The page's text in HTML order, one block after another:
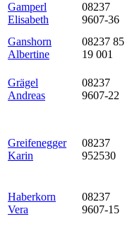
Gamperl
Elisabeth
08237
9607-36
Ganshorn
Albertine
08237 85
19 001
Grägel
Andreas
08237
9607-22
Greifenegger
Karin
08237
952530
Haberkorn
Vera
08237
9607-15